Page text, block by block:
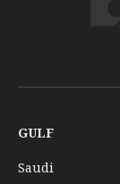
GULF
Saudi